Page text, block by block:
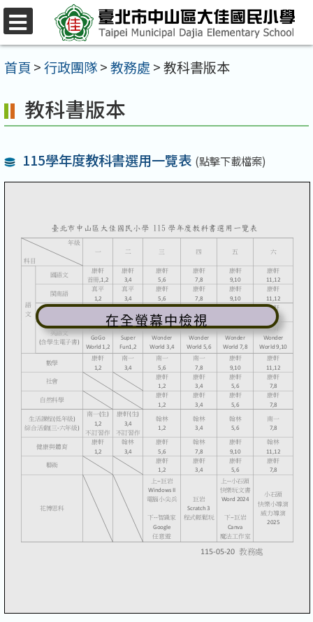
跳
至
主
內
容
區
首頁 >行政團隊>教務處 >教科書版本
教科書版本
115學年度教科書選用一覽表 (點擊下載檔案)
在全螢幕中檢視
選
單